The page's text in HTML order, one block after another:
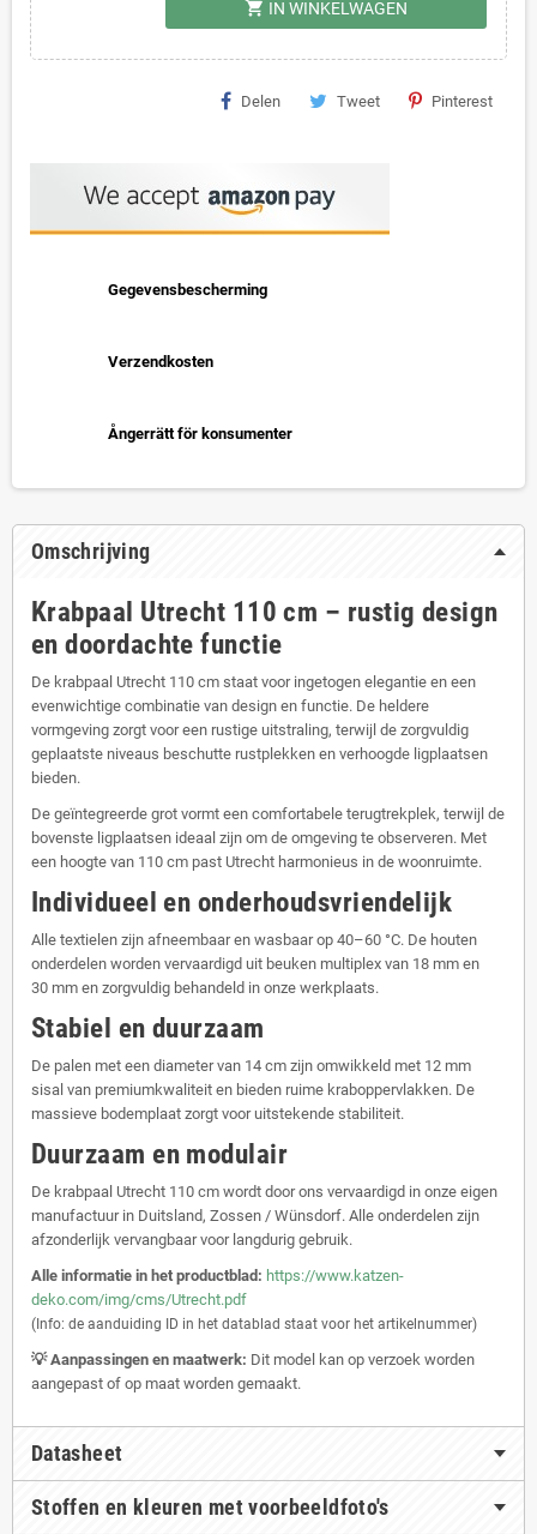
shopping_cart IN WINKELWAGEN
Delen Tweet Pinterest
Gegevensbescherming
Verzendkosten
Ångerrätt för konsumenter
Omschrijving
Krabpaal Utrecht 110 cm – rustig design
en doordachte functie
De krabpaal Utrecht 110 cm staat voor ingetogen elegantie en een
evenwichtige combinatie van design en functie. De heldere
vormgeving zorgt voor een rustige uitstraling, terwijl de zorgvuldig
geplaatste niveaus beschutte rustplekken en verhoogde ligplaatsen
bieden.
De geïntegreerde grot vormt een comfortabele terugtrekplek, terwijl de
bovenste ligplaatsen ideaal zijn om de omgeving te observeren. Met
een hoogte van 110 cm past Utrecht harmonieus in de woonruimte.
Individueel en onderhoudsvriendelijk
Alle textielen zijn afneembaar en wasbaar op 40–60 °C. De houten
onderdelen worden vervaardigd uit beuken multiplex van 18 mm en
30 mm en zorgvuldig behandeld in onze werkplaats.
Stabiel en duurzaam
De palen met een diameter van 14 cm zijn omwikkeld met 12 mm
sisal van premiumkwaliteit en bieden ruime kraboppervlakken. De
massieve bodemplaat zorgt voor uitstekende stabiliteit.
Duurzaam en modulair
De krabpaal Utrecht 110 cm wordt door ons vervaardigd in onze eigen
manufactuur in Duitsland, Zossen / Wünsdorf. Alle onderdelen zijn
afzonderlijk vervangbaar voor langdurig gebruik.
Alle informatie in het productblad: https://www.katzen-
deko.com/img/cms/Utrecht.pdf
(Info: de aanduiding ID in het datablad staat voor het artikelnummer)
💡 Aanpassingen en maatwerk: Dit model kan op verzoek worden
aangepast of op maat worden gemaakt.
Datasheet
Stoffen en kleuren met voorbeeldfoto's